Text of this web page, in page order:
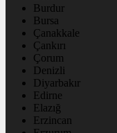
Burdur
Bursa
Çanakkale
Çankırı
Çorum
Denizli
Diyarbakır
Edirne
Elazığ
Erzincan